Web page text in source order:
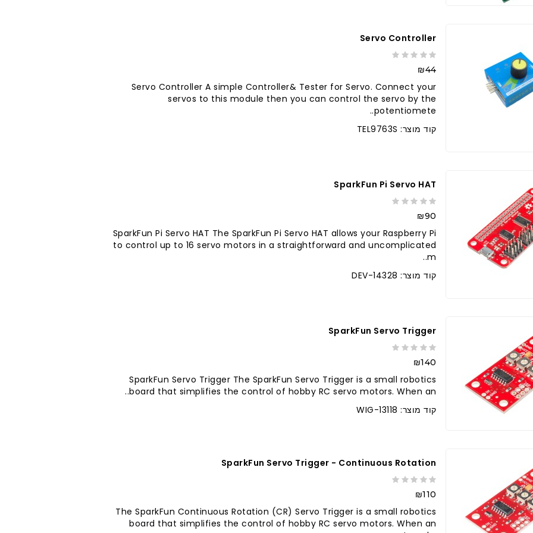
Servo Controller
₪44
Servo Controller A simple Controller& Tester for Servo. Connect your
servos to this module then you can control the servo by the
potentiomete..
קוד מוצר: TEL9763S
SparkFun Pi Servo HAT
₪90
SparkFun Pi Servo HAT The SparkFun Pi Servo HAT allows your Raspberry Pi
to control up to 16 servo motors in a straightforward and uncomplicated
m..
קוד מוצר: DEV-14328
SparkFun Servo Trigger
₪140
SparkFun Servo Trigger The SparkFun Servo Trigger is a small robotics
board that simplifies the control of hobby RC servo motors. When an..
קוד מוצר: WIG-13118
SparkFun Servo Trigger - Continuous Rotation
₪110
The SparkFun Continuous Rotation (CR) Servo Trigger is a small robotics
board that simplifies the control of hobby RC servo motors. When an